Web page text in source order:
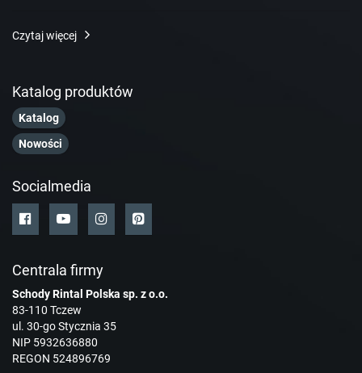
Czytaj więcej
Katalog produktów
Katalog
Nowości
Socialmedia
Centrala firmy
Schody Rintal Polska sp. z o.o.
83-110 Tczew
ul. 30-go Stycznia 35
NIP 5932636880
REGON 524896769